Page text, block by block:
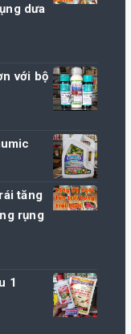
dưa
với bộ
tăng
rụng
1